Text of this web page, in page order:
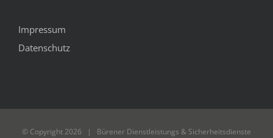
Impressum
Datenschutz
© Copyright2026 | Bürener Dienstleistungs & Sicherheitsdienste